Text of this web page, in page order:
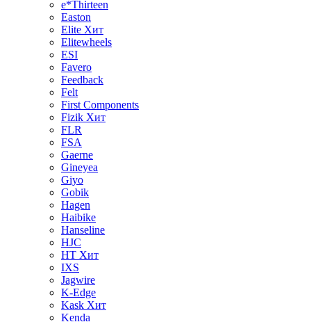
e*Thirteen
Easton
Elite Хит
Elitewheels
ESI
Favero
Feedback
Felt
First Components
Fizik Хит
FLR
FSA
Gaerne
Gineyea
Giyo
Gobik
Hagen
Haibike
Hanseline
HJC
HT Хит
IXS
Jagwire
K-Edge
Kask Хит
Kenda